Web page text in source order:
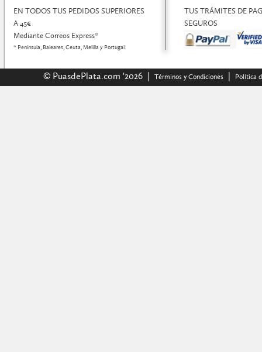
EN TODOS TUS PEDIDOS SUPERIORES
A 45€
Mediante Correos Express*
* Península, Baleares, Ceuta, Melilla y Portugal.
TUS TRÁMITES DE
SEGUROS
© PuasdePlata.com '2026 | Términos y Condiciones| Política